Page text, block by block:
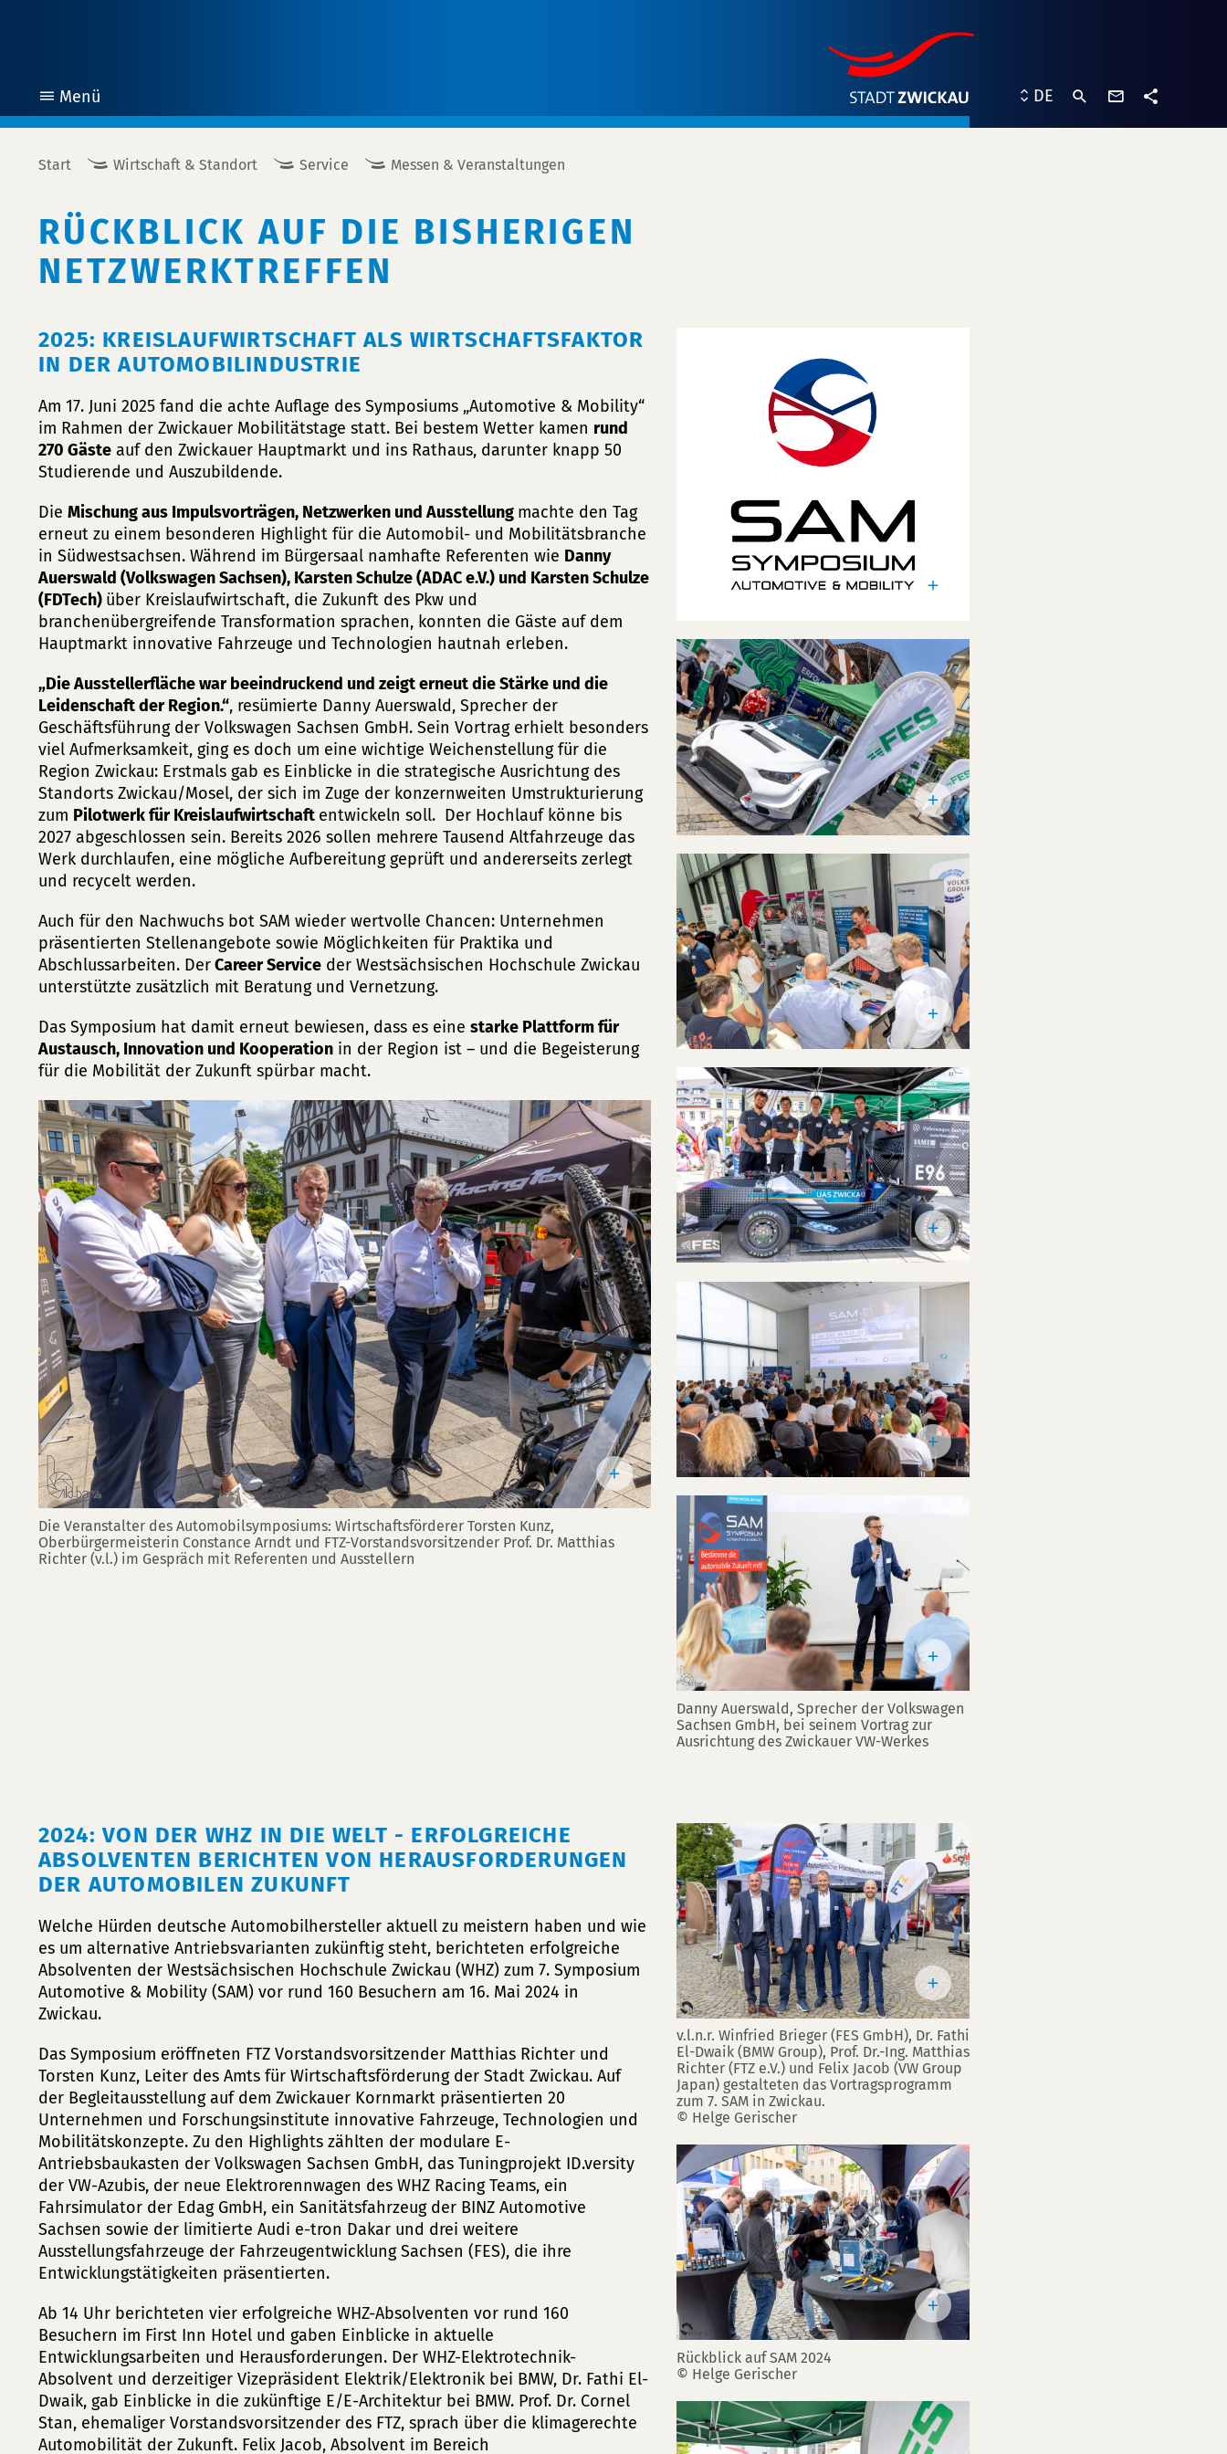
Menü
öffnen
DE
Start Wirtschaft & Standort Service Messen & Veranstaltungen
RÜCKBLICK AUF DIE BISHERIGEN
NETZWERKTREFFEN
2025: KREISLAUFWIRTSCHAFT ALS WIRTSCHAFTSFAKTOR
IN DER AUTOMOBILINDUSTRIE
Am 17. Juni 2025 fand die achte Auflage des Symposiums „Automotive & Mobility“
im Rahmen der Zwickauer Mobilitätstage statt. Bei bestem Wetter kamen rund
270 Gäste auf den Zwickauer Hauptmarkt und ins Rathaus, darunter knapp 50
Studierende und Auszubildende.
Die Mischung aus Impulsvorträgen, Netzwerken und Ausstellung machte den Tag
erneut zu einem besonderen Highlight für die Automobil- und Mobilitätsbranche
in Südwestsachsen. Während im Bürgersaal namhafte Referenten wie Danny
Auerswald (Volkswagen Sachsen), Karsten Schulze (ADAC e.V.) und Karsten Schulze
(FDTech) über Kreislaufwirtschaft, die Zukunft des Pkw und
branchenübergreifende Transformation sprachen, konnten die Gäste auf dem
Hauptmarkt innovative Fahrzeuge und Technologien hautnah erleben.
„Die Ausstellerfläche war beeindruckend und zeigt erneut die Stärke und die
Leidenschaft der Region.“, resümierte Danny Auerswald, Sprecher der
Geschäftsführung der Volkswagen Sachsen GmbH. Sein Vortrag erhielt besonders
viel Aufmerksamkeit, ging es doch um eine wichtige Weichenstellung für die
Region Zwickau: Erstmals gab es Einblicke in die strategische Ausrichtung des
Standorts Zwickau/Mosel, der sich im Zuge der konzernweiten Umstrukturierung
zum Pilotwerk für Kreislaufwirtschaft entwickeln soll. Der Hochlauf könne bis
2027 abgeschlossen sein. Bereits 2026 sollen mehrere Tausend Altfahrzeuge das
Werk durchlaufen, eine mögliche Aufbereitung geprüft und andererseits zerlegt
und recycelt werden.
Auch für den Nachwuchs bot SAM wieder wertvolle Chancen: Unternehmen
präsentierten Stellenangebote sowie Möglichkeiten für Praktika und
Abschlussarbeiten. DerCareer Service der Westsächsischen Hochschule Zwickau
unterstützte zusätzlich mit Beratung und Vernetzung.
Das Symposium hat damit erneut bewiesen, dass es eine starke Plattform für
Austausch, Innovation und Kooperation in der Region ist – und die Begeisterung
für die Mobilität der Zukunft spürbar macht.
Die Veranstalter des Automobilsymposiums: Wirtschaftsförderer Torsten Kunz,
Oberbürgermeisterin Constance Arndt und FTZ-Vorstandsvorsitzender Prof. Dr. Matthias
Richter (v.l.) im Gespräch mit Referenten und Ausstellern
Danny Auerswald, Sprecher der Volkswagen
Sachsen GmbH, bei seinem Vortrag zur
Ausrichtung des Zwickauer VW-Werkes
2024: VON DER WHZ IN DIE WELT - ERFOLGREICHE
ABSOLVENTEN BERICHTEN VON HERAUSFORDERUNGEN
DER AUTOMOBILEN ZUKUNFT
Welche Hürden deutsche Automobilhersteller aktuell zu meistern haben und wie
es um alternative Antriebsvarianten zukünftig steht, berichteten erfolgreiche
Absolventen der Westsächsischen Hochschule Zwickau (WHZ) zum 7. Symposium
Automotive & Mobility (SAM) vor rund 160 Besuchern am 16. Mai 2024 in
Zwickau.
Das Symposium eröffneten FTZ Vorstandsvorsitzender Matthias Richter und
Torsten Kunz, Leiter des Amts für Wirtschaftsförderung der Stadt Zwickau. Auf
der Begleitausstellung auf dem Zwickauer Kornmarkt präsentierten 20
Unternehmen und Forschungsinstitute innovative Fahrzeuge, Technologien und
Mobilitätskonzepte. Zu den Highlights zählten der modulare E-
Antriebsbaukasten der Volkswagen Sachsen GmbH, das Tuningprojekt ID.versity
der VW-Azubis, der neue Elektrorennwagen des WHZ Racing Teams, ein
Fahrsimulator der Edag GmbH, ein Sanitätsfahrzeug der BINZ Automotive
Sachsen sowie der limitierte Audi e-tron Dakar und drei weitere
Ausstellungsfahrzeuge der Fahrzeugentwicklung Sachsen (FES), die ihre
Entwicklungstätigkeiten präsentierten.
Ab 14 Uhr berichteten vier erfolgreiche WHZ-Absolventen vor rund 160
Besuchern im First Inn Hotel und gaben Einblicke in aktuelle
Entwicklungsarbeiten und Herausforderungen. Der WHZ-Elektrotechnik-
Absolvent und derzeitiger Vizepräsident Elektrik/Elektronik bei BMW, Dr. Fathi El-
Dwaik, gab Einblicke in die zukünftige E/E-Architektur bei BMW. Prof. Dr. Cornel
Stan, ehemaliger Vorstandsvorsitzender des FTZ, sprach über die klimagerechte
Automobilität der Zukunft. Felix Jacob, Absolvent im Bereich
v.l.n.r. Winfried Brieger (FES GmbH), Dr. Fathi
El-Dwaik (BMW Group), Prof. Dr.-Ing. Matthias
Richter (FTZ e.V.) und Felix Jacob (VW Group
Japan) gestalteten das Vortragsprogramm
zum 7. SAM in Zwickau.
© Helge Gerischer
Rückblick auf SAM 2024
© Helge Gerischer